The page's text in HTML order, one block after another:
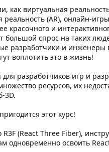
как виртуальная
реальность (AR), онлайн-
красочного и
большой спрос на таких
разработчики и инженеры
воплотить это в жизнь!
для разработчиков игр и
ресурсов, их
3D.
этот курс!
R3F (React Three Fiber),
одновременно освоить